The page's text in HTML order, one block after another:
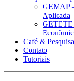
GEMAP
Aplicada
GETETE
Café & Pesquisa
Contato
Tutoriais